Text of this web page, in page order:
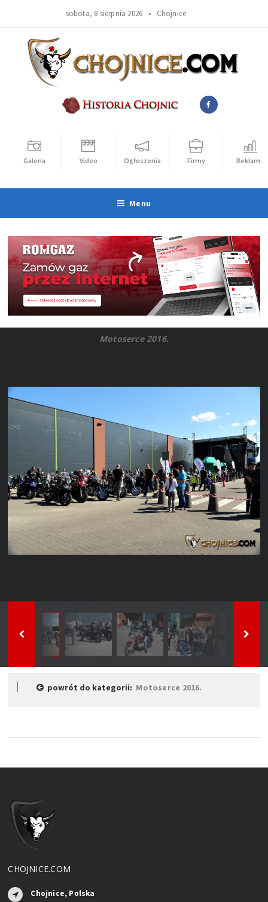
sobota, 8 sierpnia 2026 • Chojnice
Galeria Video Ogłoszenia Firmy Reklama
Menu
Motoserce 2016.
powrót do kategorii: Motoserce 2016.
CHOJNICE.COM
Chojnice, Polska